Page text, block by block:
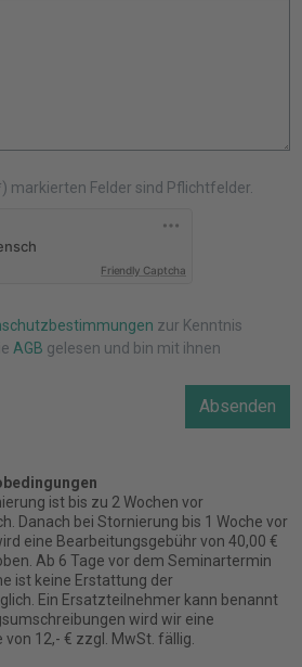
markierten Felder sind Pflichtfelder.
Friendly Captcha
zur Kenntnis
AGB gelesen und bin mit ihnen
Absenden
ist bis zu 2 Wochen vor
Danach bei Stornierung bis 1 Woche vor
eine Bearbeitungsgebühr von 40,00 €
Ab 6 Tage vor dem Seminartermin
ist keine Erstattung der
Ein Ersatzteilnehmer kann benannt
wird wir eine
12,- € zzgl. MwSt. fällig.